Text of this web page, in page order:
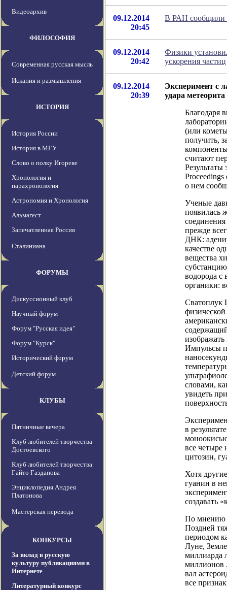
Видеоархив
ФИЛОСОФИЯ
Современная русская мысль
Искания и размышления
ИСТОРИЯ
История России
История в МГУ
Слово о полку Игореве
Хронология и
парахронология
Астрономия и Хронология
Альмагест
Запечатленная Россия
Сталиниана
ФОРУМЫ
Дискуссионный клуб
Научный форум
Форум "Русская идея"
Форум "Курск"
Исторический форум
Детский форум
КЛУБЫ
Пятничные вечера
Клуб любителей творчества
Достоевского
Клуб любителей творчества
Гайто Газданова
Энциклопедия Андрея
Платонова
Мастерская перевода
КОНКУРСЫ
За вклад в русскую
культуру публикациями в
Интернете
Литературный конкурс
09.12.2014
20:45
В РАН сообщили
09.12.2014
20:42
Физики
ускорения частиц
09.12.2014
20:39
Эксперимент с
удара метеорита
Благодаря
(или
получить,
считают
Proceedings
о нем
Ученые
появилась
прежде
ДНК:
качестве
вещества
водорода с
органики:
Сватоплук
Импульсы
словами,
увидеть
в
все четыре
цитозин,
Хотя
гуанин в
создавать
По мнению
Поздней
периодом
Луне,
миллиарда
миллионов
вал
все